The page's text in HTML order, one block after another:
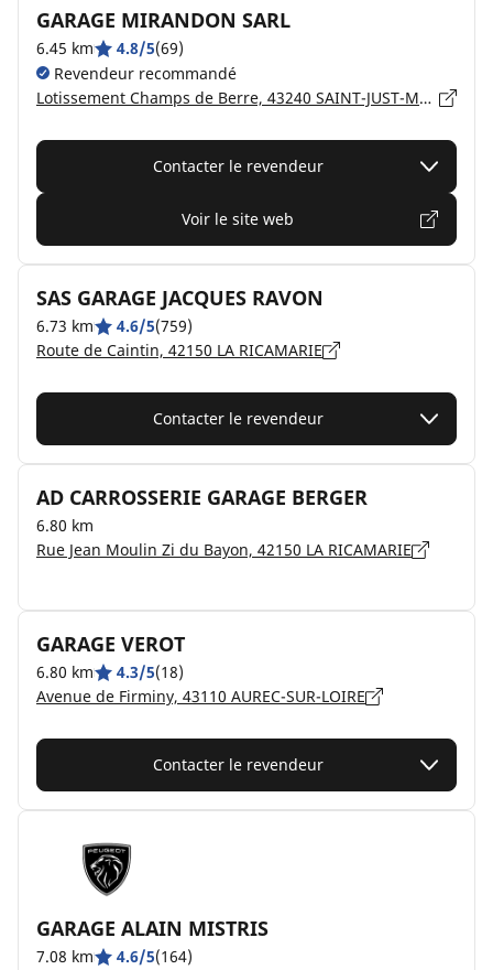
GARAGE MIRANDON SARL
6.45 km 4.8/5(69)
Revendeur recommandé
Lotissement Champs de Berre, 43240 SAINT-JUST-MALMONT
Contacter le revendeur
Voir le site web
SAS GARAGE JACQUES RAVON
6.73 km 4.6/5(759)
Route de Caintin, 42150 LA RICAMARIE
Contacter le revendeur
AD CARROSSERIE GARAGE BERGER
6.80 km
Rue Jean Moulin Zi du Bayon, 42150 LA RICAMARIE
GARAGE VEROT
6.80 km 4.3/5(18)
Avenue de Firminy, 43110 AUREC-SUR-LOIRE
Contacter le revendeur
GARAGE ALAIN MISTRIS
7.08 km 4.6/5(164)